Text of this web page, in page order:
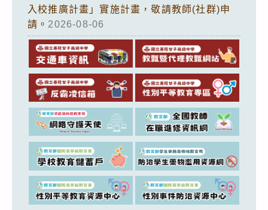
入校推廣計畫」實施計畫，敬請教師(社群)申
請。 2026-08-06